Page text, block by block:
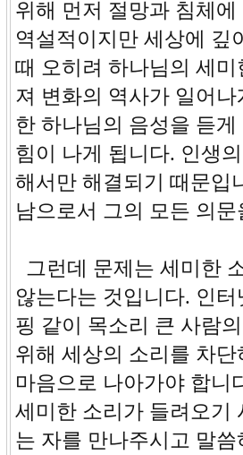
위해 먼저 절망과 침체
역설적이지만 세상에 깊
때 오히려 하나님의 세
져 변화의 역사가 일어
한 하나님의 음성을 듣
힘이 나게 됩니다. 인생
해서만 해결되기 때문입
남으로서 그의 모든 의
그런데 문제는 세미한
않는다는 것입니다. 인
핑 같이 목소리 큰 사람
위해 세상의 소리를 차
마음으로 나아가야 합니
세미한 소리가 들려오기
는 자를 만나주시고 말